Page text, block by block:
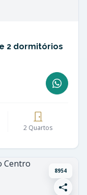
2 dormitórios
2 Quartos
8954